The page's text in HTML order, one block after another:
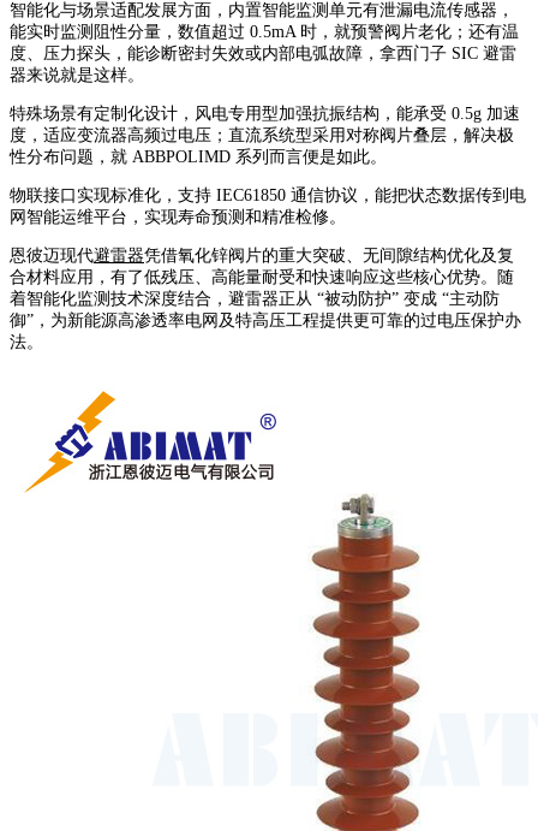
智能化与场景适配发展方面，内置智能监测单元有泄漏电流传感器，
能实时监测阻性分量，数值超过 0.5mA 时，就预警阀片老化；还有温
度、压力探头，能诊断密封失效或内部电弧故障，拿西门子 SIC 避雷
器来说就是这样。
特殊场景有定制化设计，风电专用型加强抗振结构，能承受 0.5g 加速
度，适应变流器高频过电压；直流系统型采用对称阀片叠层，解决极
性分布问题，就 ABBPOLIMD 系列而言便是如此。
物联接口实现标准化，支持 IEC61850 通信协议，能把状态数据传到电
网智能运维平台，实现寿命预测和精准检修。
恩彼迈现代避雷器凭借氧化锌阀片的重大突破、无间隙结构优化及复
合材料应用，有了低残压、高能量耐受和快速响应这些核心优势。随
着智能化监测技术深度结合，避雷器正从 “被动防护” 变成 “主动防
御”，为新能源高渗透率电网及特高压工程提供更可靠的过电压保护办
法。